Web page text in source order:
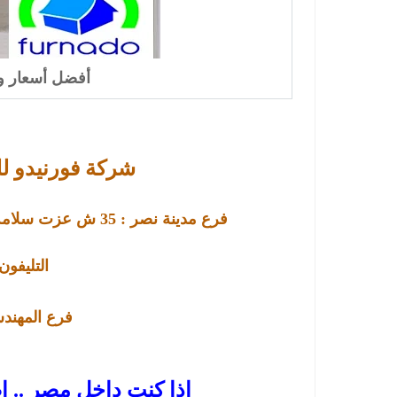
أفضل
شركة فورنيدو
فرع مدينة نصر : 35ش عزت سلامة
التليفون :
فرع المهندسين
اذا كنت داخل مصر ..